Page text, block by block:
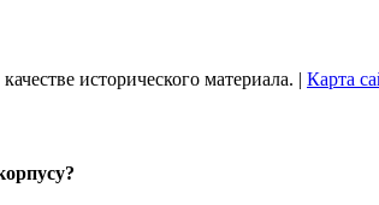
исторического материала. | Карта